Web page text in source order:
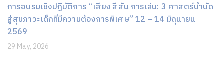
การอบรมเชิงปฏิบัติการ “เสียง สีสัน การเล่น: 3 ศาสตร์บำบัด
สู่สุขภาวะเด็กที่มีความต้องการพิเศษ” 12 – 14 มิถุนายน
2569
29 May, 2026